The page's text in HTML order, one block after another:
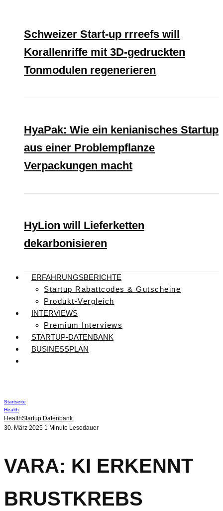
Schweizer Start-up rrreefs will
Korallenriffe mit 3D-gedruckten
Tonmodulen regenerieren
HyaPak: Wie ein kenianisches Startup
aus einer Problempflanze
Verpackungen macht
HyLion will Lieferketten
dekarbonisieren
ERFAHRUNGSBERICHTE
Startup Rabattcodes & Gutscheine
Produkt-Vergleich
INTERVIEWS
Premium Interviews
STARTUP-DATENBANK
BUSINESSPLAN
Startseite
Health
HealthStartup Datenbank
30. März 2025 1 Minute Lesedauer
VARA: KI ERKENNT
BRUSTKREBS